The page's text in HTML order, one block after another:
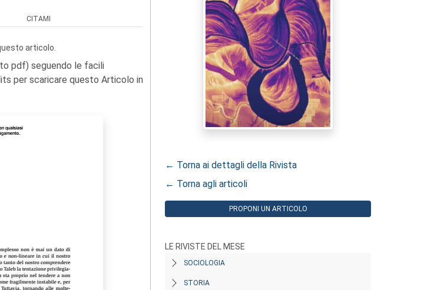
CITAMI
articolo.
pdf) seguendo le facili
per scaricare questo Articolo in
← Torna ai dettagli della Rivista
← Torna agli articoli
PROPONI UN ARTICOLO
LE RIVISTE DEL MESE
SOCIOLOGIA
STORIA